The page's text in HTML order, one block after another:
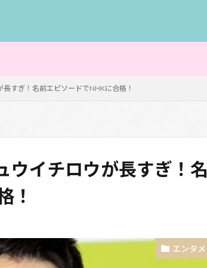
すぎ！名前エピソードでNHKに合格！
ウイチロウが長すぎ！名
！
エンタメ